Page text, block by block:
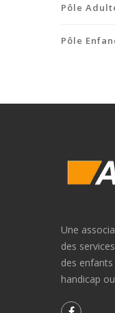
Pôle
Pôle
Une
des
des
handicap